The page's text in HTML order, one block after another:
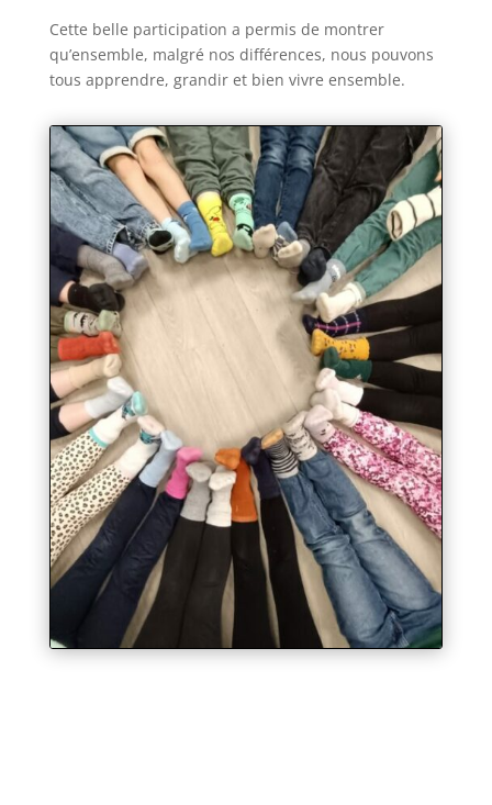
Cette belle participation a permis de montrer
qu’ensemble, malgré nos différences, nous pouvons
tous apprendre, grandir et bien vivre ensemble.